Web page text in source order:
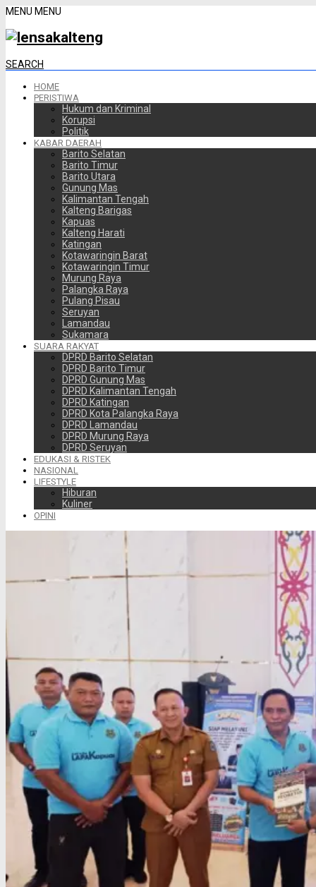
MENU MENU
SEARCH
HOME
PERISTIWA
Hukum dan Kriminal
Korupsi
Politik
KABAR DAERAH
Barito Selatan
Barito Timur
Barito Utara
Gunung Mas
Kalimantan Tengah
Kalteng Barigas
Kapuas
Kalteng Harati
Katingan
Kotawaringin Barat
Kotawaringin Timur
Murung Raya
Palangka Raya
Pulang Pisau
Seruyan
Lamandau
Sukamara
SUARA RAKYAT
DPRD Barito Selatan
DPRD Barito Timur
DPRD Gunung Mas
DPRD Kalimantan Tengah
DPRD Katingan
DPRD Kota Palangka Raya
DPRD Lamandau
DPRD Murung Raya
DPRD Seruyan
EDUKASI & RISTEK
NASIONAL
LIFESTYLE
Hiburan
Kuliner
OPINI